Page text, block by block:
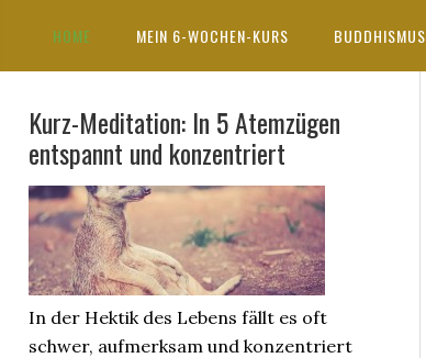
HOME MEIN 6-WOCHEN-KURS BUDDHISMUS
Kurz-Meditation: In 5 Atemzügen
entspannt und konzentriert
In der Hektik des Lebens fällt es oft
schwer, aufmerksam und konzentriert